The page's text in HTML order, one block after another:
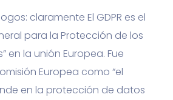
claramente El GDPR es el
para la Protección de los
en la unión Europea. Fue
Europea como “el
en la protección de datos